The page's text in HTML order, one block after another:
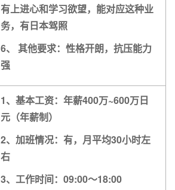
有上进心和学习欲望，能对应这种业
务，有日本驾照
6、 其他要求：性格开朗，抗压能力
强
1、基本工资：年薪400万~600万日
元（年薪制）
2、加班情况：有，月平均30小时左
右
3、工作时间：09:00〜18:00